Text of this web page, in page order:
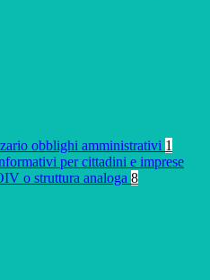
obblighi amministrativi 1
per cittadini e imprese
o struttura analoga 8